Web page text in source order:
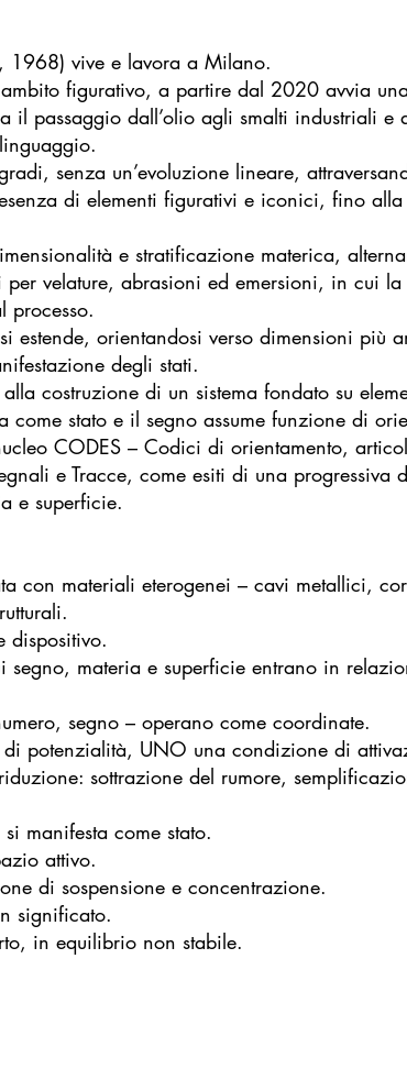
1968) vive e lavora a Milano.
figurativo, a partire dal 2020 avvia
il passaggio dall’olio agli smalti industriali e
senza un’evoluzione lineare,
di elementi figurativi e iconici, fino alla
e stratificazione materica,
per velature, abrasioni ed emersioni, in cui
processo.
estende, orientandosi verso dimensioni più
degli stati.
costruzione di un sistema fondato su
stato e il segno assume funzione di
CODES – Codici di orientamento,
e Tracce, come esiti di una progressiva
e superficie.
con materiali eterogenei – cavi metallici,
dispositivo.
segno, materia e superficie entrano in
segno – operano come coordinate.
di potenzialità, UNO una condizione di
sottrazione del rumore,
manifesta come stato.
attivo.
di sospensione e concentrazione.
significato.
in equilibrio non stabile.